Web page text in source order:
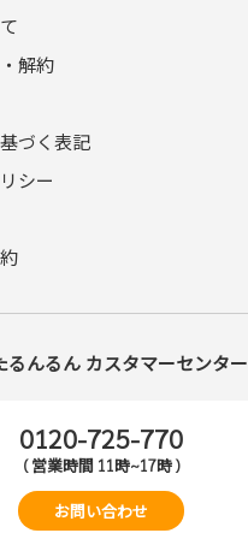
解約
づく表記
シー
るんるん カスタマーセンター
0120-725-770
( 営業時間 11時~17時 )
お問い合わせ